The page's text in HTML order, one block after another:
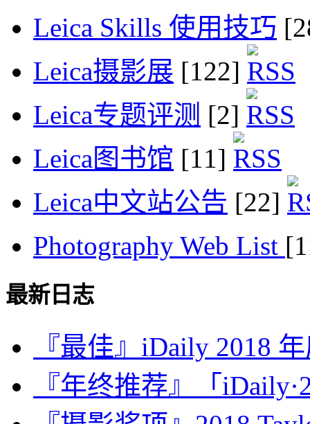
Leica Skills 使用技巧
Leica摄影展 [122]
Leica专题评测 [2]
Leica图书馆 [11]
Leica中文站公告 [22]
Photography Web List
最新日志
『最佳』iDaily 2018
『年终推荐』「